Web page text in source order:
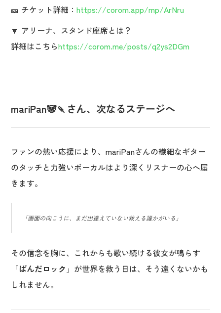
🎫 チケット詳細：https://corom.app/mp/ArNru
🔽 アリーナ、スタンド座席とは？
詳細はこちらhttps://corom.me/posts/q2ys2DGm
mariPan🐼🍡さん、次なるステージへ
ファンの熱い応援により、mariPanさんの繊細なギター
のタッチと力強いボーカルはより深くリスナーの心へ届
きます。
「画面の向こうに、まだ出逢えていない救える誰かがいる」
その信念を胸に、これからも歌い続ける彼女が鳴らす
「ぱんだロック」 が世界を救う日は、そう遠くないかも
しれません。